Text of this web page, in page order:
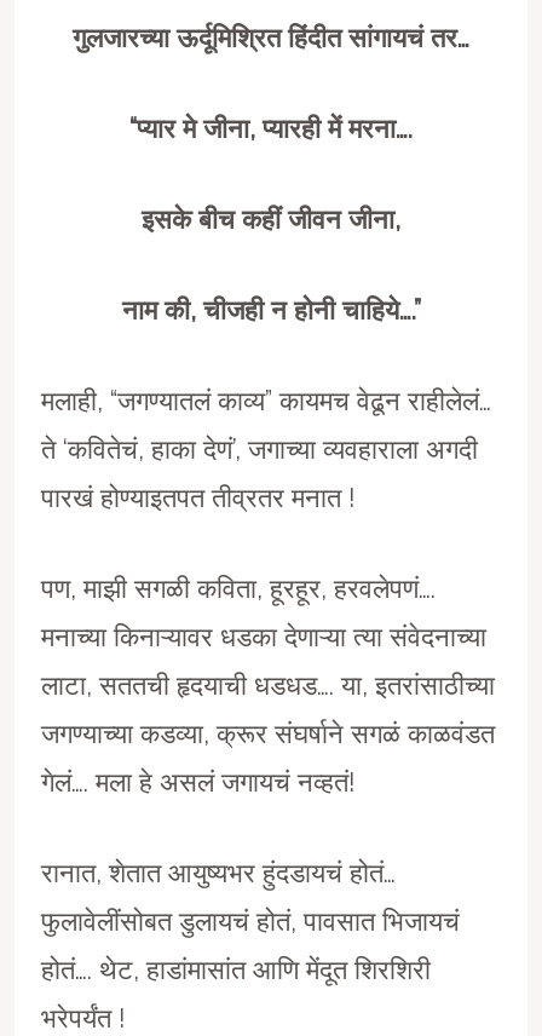
गुलजारच्या ऊर्दूमिश्रित हिंदीत सांगायचं तर…
“प्यार मे जीना,प्यारही में मरना….
इसके बीच कहीं जीवन जीना,
नाम की,चीजही न होनी चाहिये….”
मलाही, “जगण्यातलं काव्य” कायमच वेढून राहीलेलं…
ते ‘कवितेचं, हाका देणं’, जगाच्या व्यवहाराला अगदी
पारखं होण्याइतपत तीव्रतर मनात !
पण, माझी सगळी कविता, हूरहूर, हरवलेपणं….
मनाच्या किनाऱ्यावर धडका देणाऱ्या त्या संवेदनाच्या
लाटा, सततची हृदयाची धडधड…. या, इतरांसाठीच्या
जगण्याच्या कडव्या, क्रूर संघर्षाने सगळं काळवंडत
गेलं…. मला हे असलं जगायचं नव्हतं!
रानात, शेतात आयुष्यभर हुंदडायचं होतं…
फुलावेलींसोबत डुलायचं होतं, पावसात भिजायचं
होतं…. थेट, हाडांमासांत आणि मेंदूत शिरशिरी
भरेपर्यंत !